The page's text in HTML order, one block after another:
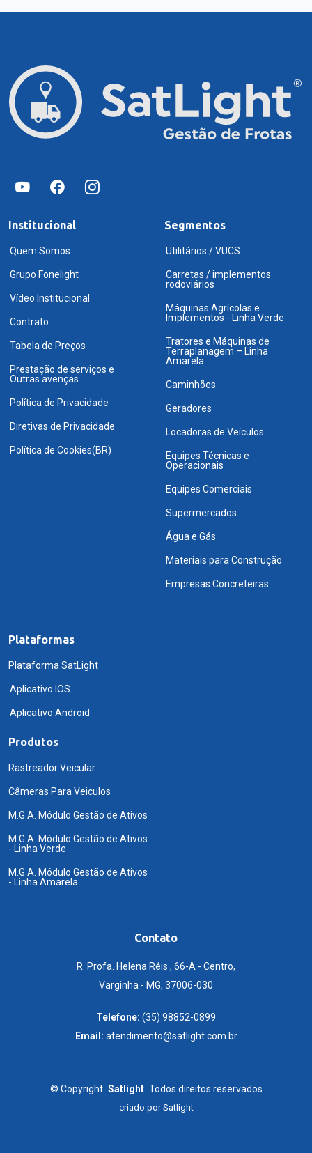
Institucional
Quem Somos
Grupo Fonelight
Vídeo Institucional
Contrato
Tabela de Preços
Prestação de serviços e
Outras avenças
Política de Privacidade
Diretivas de Privacidade
Política de Cookies(BR)
Segmentos
Utilitários / VUCS
Carretas / implementos
rodoviários
Máquinas Agrícolas e
Implementos - Linha Verde
Tratores e Máquinas de
Terraplanagem – Linha
Amarela
Caminhões
Geradores
Locadoras de Veículos
Equipes Técnicas e
Operacionais
Equipes Comerciais
Supermercados
Água e Gás
Materiais para Construção
Empresas Concreteiras
Plataformas
Plataforma SatLight
Aplicativo IOS
Aplicativo Android
Produtos
Rastreador Veicular
Câmeras Para Veiculos
M.G.A. Módulo Gestão de Ativos
M.G.A. Módulo Gestão de Ativos
- Linha Verde
M.G.A. Módulo Gestão de Ativos
- Linha Amarela
Contato
R. Profa. Helena Réis , 66-A - Centro,
Varginha - MG, 37006-030
Telefone: (35) 98852-0899
Email: atendimento@satlight.com.br
© Copyright Satlight Todos direitos reservados
criado porSatlight